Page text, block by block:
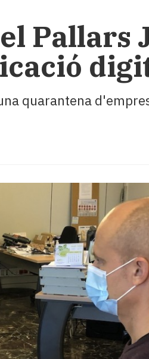
Pallars
quarantena